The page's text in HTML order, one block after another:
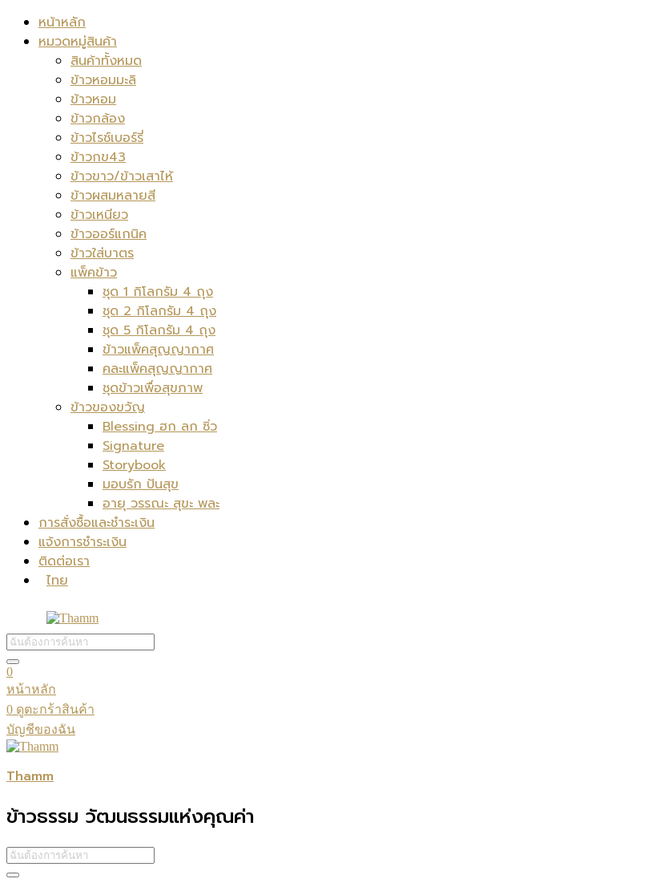
หน้าหลัก
หมวดหมู่สินค้า
สินค้าทั้งหมด
ข้าวหอมมะลิ
ข้าวหอม
ข้าวกล้อง
ข้าวไรซ์เบอร์รี่
ข้าวกข43
ข้าวขาว/ข้าวเสาไห้
ข้าวผสมหลายสี
ข้าวเหนียว
ข้าวออร์แกนิค
ข้าวใส่บาตร
แพ็คข้าว
ชุด 1 กิโลกรัม 4 ถุง
ชุด 2 กิโลกรัม 4 ถุง
ชุด 5 กิโลกรัม 4 ถุง
ข้าวแพ็คสุญญากาศ
คละแพ็คสุญญากาศ
ชุดข้าวเพื่อสุขภาพ
ข้าวของขวัญ
Blessing ฮก ลก ซิ่ว
Signature
Storybook
มอบรัก ปันสุข
อายุ วรรณะ สุขะ พละ
การสั่งซื้อและชำระเงิน
แจ้งการชำระเงิน
ติดต่อเรา
ไทย
0
หน้าหลัก
0 ดูตะกร้าสินค้า
บัญชีของฉัน
Thamm
ข้าวธรรม วัฒนธรรมแห่งคุณค่า